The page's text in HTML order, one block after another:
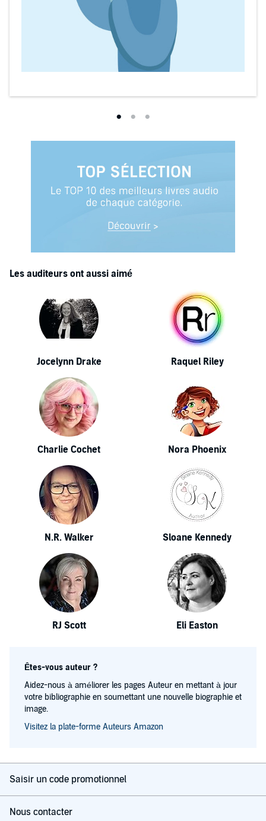
Les auditeurs ont aussi aimé
Jocelynn Drake Raquel Riley
Charlie Cochet Nora Phoenix
N.R. Walker Sloane Kennedy
RJ Scott Eli Easton
Êtes-vous auteur ?
Aidez-nous à améliorer les pages Auteur en mettant à jour
votre bibliographie en soumettant une nouvelle biographie et
image.
Visitez la plate-forme Auteurs Amazon
Saisir un code promotionnel
Nous contacter